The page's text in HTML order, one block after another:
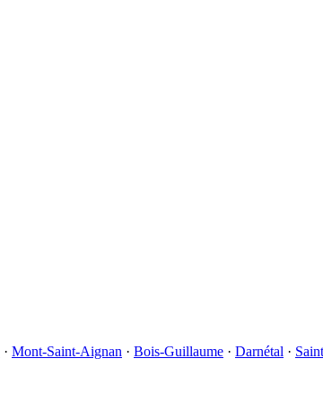
· Mont-Saint-Aignan · Bois-Guillaume · Darnétal ·